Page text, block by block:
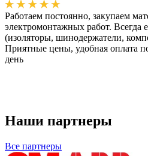
Работаем постоянно, закупаем
электромонтажных работ. Всегда
(изоляторы, шинодержатели,
Приятные цены, удобная оплата
день
Наши партнеры
Все партнеры